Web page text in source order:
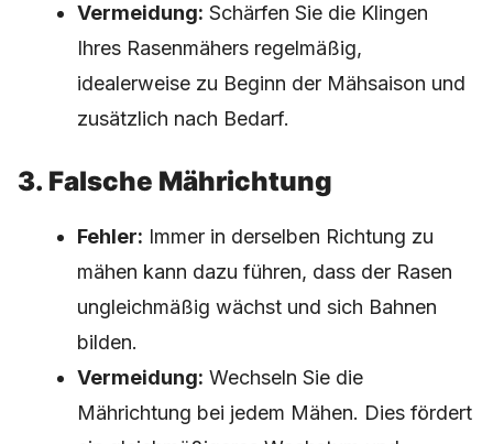
Vermeidung: Schärfen Sie die Klingen
Ihres Rasenmähers regelmäßig,
idealerweise zu Beginn der Mähsaison und
zusätzlich nach Bedarf.
3. Falsche Mährichtung
Fehler: Immer in derselben Richtung zu
mähen kann dazu führen, dass der Rasen
ungleichmäßig wächst und sich Bahnen
bilden.
Vermeidung: Wechseln Sie die
Mährichtung bei jedem Mähen. Dies fördert